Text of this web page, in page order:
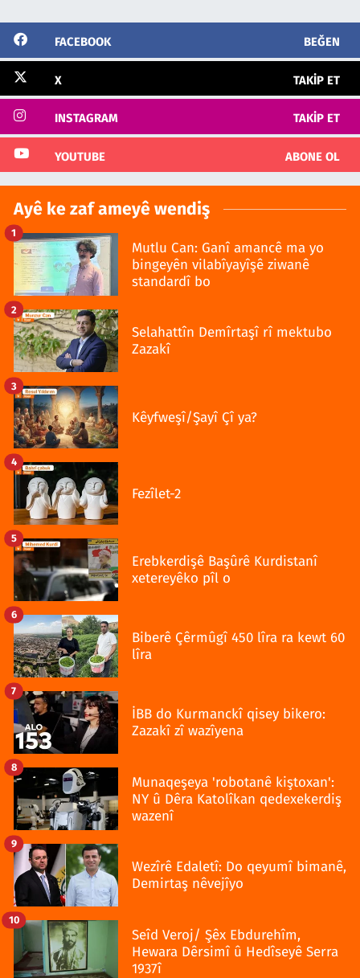
FACEBOOK BEĞEN
X TAKIP ET
INSTAGRAM TAKIP ET
YOUTUBE ABONE OL
Ayê ke zaf ameyê wendiş
Mutlu Can: Ganî amancê ma yo
bingeyên vilabîyayîşê ziwanê
standardî bo
1
Selahattîn Demîrtaşî rî mektubo
Zazakî
2
Kêyfweşî/Şayî Çî ya?
3
Fezîlet-2
4
Erebkerdişê Başûrê Kurdistanî
xetereyêko pîl o
5
Biberê Çêrmûgî 450 lîra ra kewt 60
lîra
6
İBB do Kurmanckî qisey bikero:
Zazakî zî wazîyena
7
Munaqeşeya 'robotanê kiştoxan':
NY û Dêra Katolîkan qedexekerdiş
wazenî
8
Wezîrê Edaletî: Do qeyumî bimanê,
Demirtaş nêvejîyo
9
Seîd Veroj/ Şêx Ebdurehîm,
Hewara Dêrsimî û Hedîseyê Serra
1937î
10